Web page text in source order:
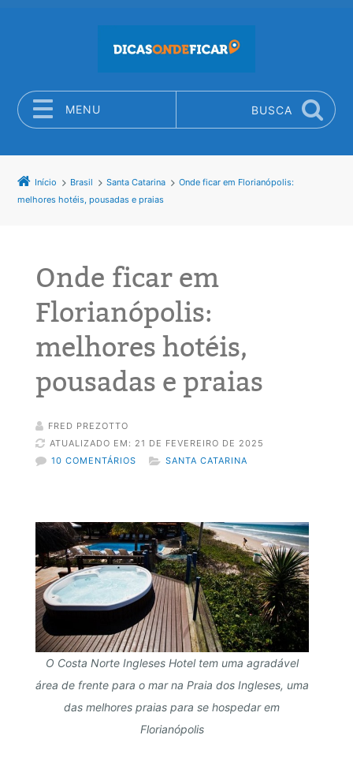
MENU BUSCA
Início Brasil Santa Catarina
Onde ficar em Florianópolis:
melhores hotéis, pousadas e praias
Onde ficar em
Florianópolis:
melhores hotéis,
pousadas e praias
FRED PREZOTTO
ATUALIZADO EM: 21 DE FEVEREIRO DE 2025
10 COMENTÁRIOS
SANTA CATARINA
O Costa Norte Ingleses Hotel tem uma agradável
área de frente para o mar na Praia dos Ingleses, uma
das melhores praias para se hospedar em
Florianópolis